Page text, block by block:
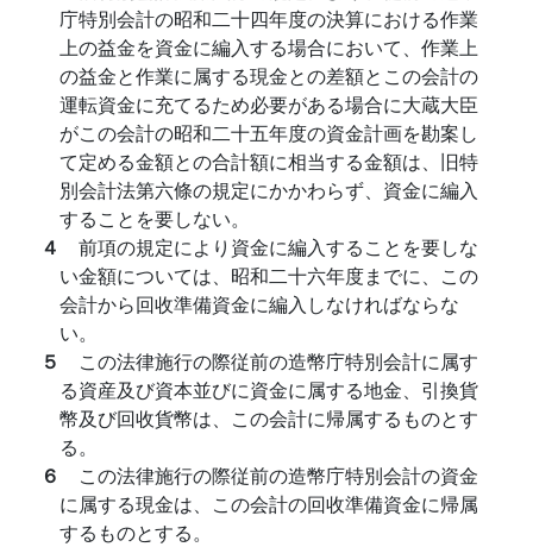
庁特別会計の昭和二十四年度の決算における作業
上の益金を資金に編入する場合において、作業上
の益金と作業に属する現金との差額とこの会計の
運転資金に充てるため必要がある場合に大蔵大臣
がこの会計の昭和二十五年度の資金計画を勘案し
て定める金額との合計額に相当する金額は、旧特
別会計法第六條の規定にかかわらず、資金に編入
することを要しない。
４ 前項の規定により資金に編入することを要しな
い金額については、昭和二十六年度までに、この
会計から回收準備資金に編入しなければならな
い。
５ この法律施行の際従前の造幣庁特別会計に属す
る資産及び資本並びに資金に属する地金、引換貨
幣及び回收貨幣は、この会計に帰属するものとす
る。
６ この法律施行の際従前の造幣庁特別会計の資金
に属する現金は、この会計の回收準備資金に帰属
するものとする。